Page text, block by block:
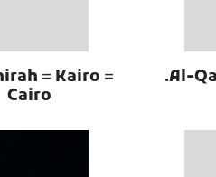
Al-
= Kairo =
Cairo